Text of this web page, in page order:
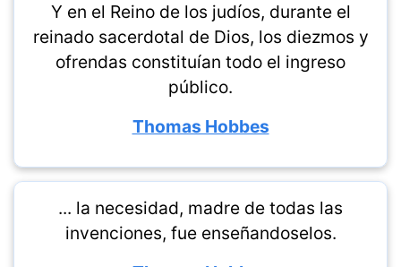
Y en el Reino de los judíos, durante el
reinado sacerdotal de Dios, los diezmos y
ofrendas constituían todo el ingreso
público.
Thomas Hobbes
... la necesidad, madre de todas las
invenciones, fue enseñandoselos.